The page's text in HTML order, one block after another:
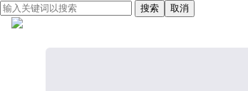
搜索 取消